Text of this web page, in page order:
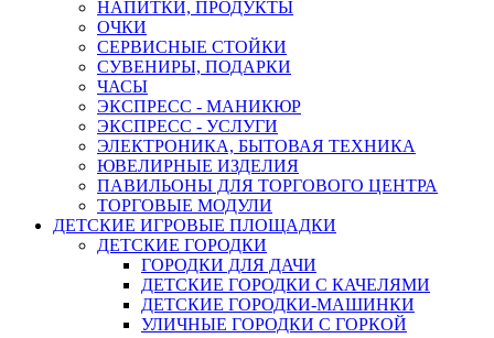
НАПИТКИ, ПРОДУКТЫ
ОЧКИ
СЕРВИСНЫЕ СТОЙКИ
СУВЕНИРЫ, ПОДАРКИ
ЧАСЫ
ЭКСПРЕСС - МАНИКЮР
ЭКСПРЕСС - УСЛУГИ
ЭЛЕКТРОНИКА, БЫТОВАЯ ТЕХНИКА
ЮВЕЛИРНЫЕ ИЗДЕЛИЯ
ПАВИЛЬОНЫ ДЛЯ ТОРГОВОГО ЦЕНТРА
ТОРГОВЫЕ МОДУЛИ
ДЕТСКИЕ ИГРОВЫЕ ПЛОЩАДКИ
ДЕТСКИЕ ГОРОДКИ
ГОРОДКИ ДЛЯ ДАЧИ
ДЕТСКИЕ ГОРОДКИ С КАЧЕЛЯМИ
ДЕТСКИЕ ГОРОДКИ-МАШИНКИ
УЛИЧНЫЕ ГОРОДКИ С ГОРКОЙ